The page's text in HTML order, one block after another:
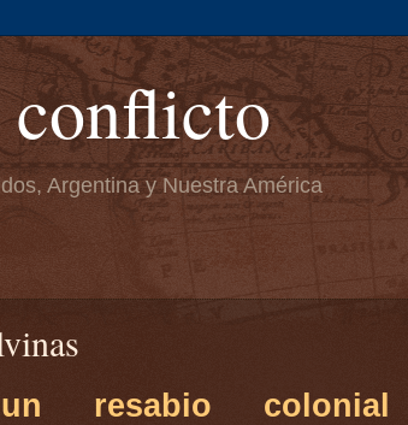
conflicto
Argentina y Nuestra América
resabio colonial